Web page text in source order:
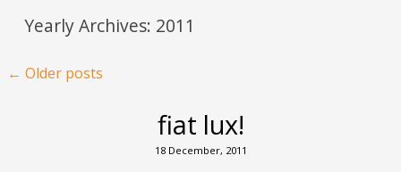
Yearly Archives: 2011
Post navigation
← Older posts
fiat lux!
18 December, 2011